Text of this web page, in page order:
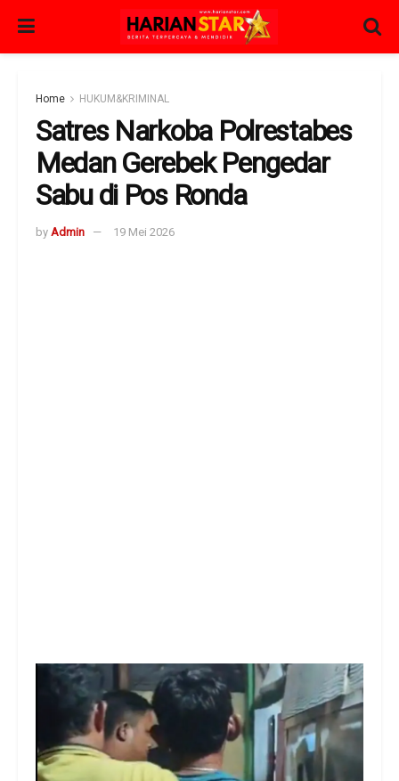
Home HUKUM&KRIMINAL
Satres Narkoba Polrestabes
Medan Gerebek Pengedar
Sabu di Pos Ronda
by Admin 19 Mei 2026